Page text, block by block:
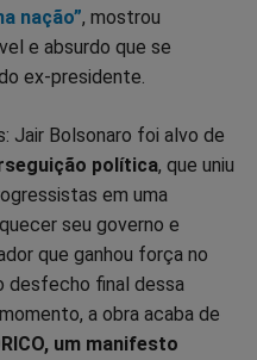
nação”, mostrou
e absurdo que se
ex-presidente.
Jair Bolsonaro foi alvo de
política, que uniu
em uma
seu governo e
que ganhou força no
desfecho final dessa
a obra acaba de
um manifesto